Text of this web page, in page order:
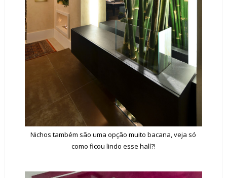
Nichos também são uma opção muito bacana, veja só
como ficou lindo esse hall?!